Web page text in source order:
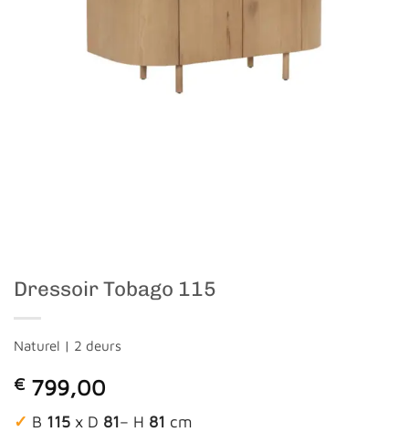
Dressoir Tobago 115
Naturel | 2 deurs
€ 799,00
✓ B 115 x D 81– H 81 cm